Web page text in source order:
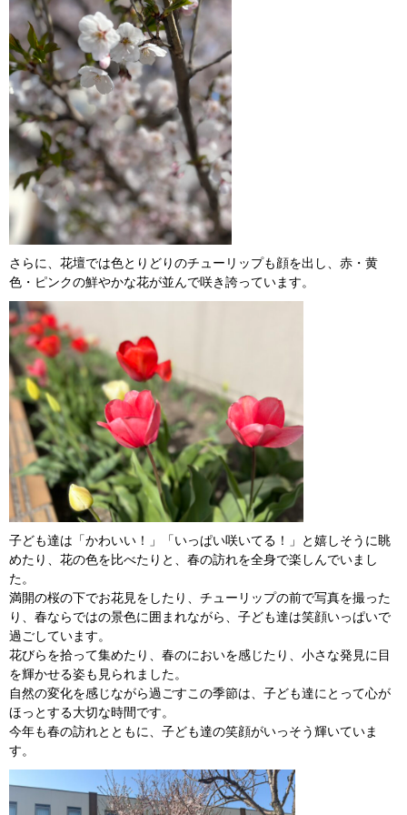
さらに、花壇では色とりどりのチューリップも顔を出し、赤・黄
色・ピンクの鮮やかな花が並んで咲き誇っています。
子ども達は「かわいい！」「いっぱい咲いてる！」と嬉しそうに眺
めたり、花の色を比べたりと、春の訪れを全身で楽しんでいまし
た。
満開の桜の下でお花見をしたり、チューリップの前で写真を撮った
り、春ならではの景色に囲まれながら、子ども達は笑顔いっぱいで
過ごしています。
花びらを拾って集めたり、春のにおいを感じたり、小さな発見に目
を輝かせる姿も見られました。
自然の変化を感じながら過ごすこの季節は、子ども達にとって心が
ほっとする大切な時間です。
今年も春の訪れとともに、子ども達の笑顔がいっそう輝いていま
す。